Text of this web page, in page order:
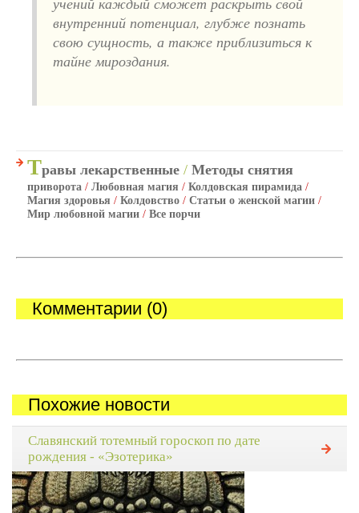
внутренний потенциал, глубже познать
свою сущность, а также приблизиться к
тайне мироздания.
Травы лекарственные / Методы снятия
приворота / Любовная магия / Колдовская пирамида /
Магия здоровья / Колдовство / Статьи о женской магии /
Мир любовной магии / Все порчи
Комментарии (0)
Похожие новости
Славянский тотемный гороскоп по дате
рождения - «Эзотерика»